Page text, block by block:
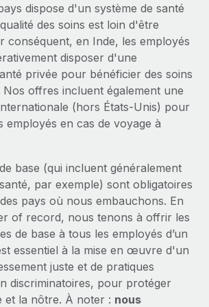
dispose d'un système de santé
des soins est loin d'être
conséquent, en Inde, les employés
disposer d'une
privée pour bénéficier des soins
Nos offres incluent également une
(hors États-Unis) pour
employés en cas de voyage à
base (qui incluent généralement
par exemple) sont obligatoires
pays où nous embauchons. En
of record, nous tenons à offrir les
de base à tous les employés d’un
essentiel à la mise en œuvre d'un
juste et de pratiques
discriminatoires, pour protéger
et la nôtre. À noter : nous